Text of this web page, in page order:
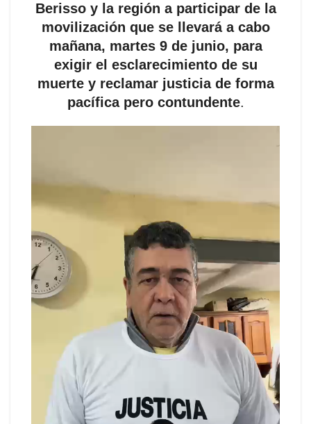
Berisso y la región a participar de la
movilización que se llevará a cabo
mañana, martes 9 de junio, para
exigir el esclarecimiento de su
muerte y reclamar justicia de forma
pacífica pero contundente.